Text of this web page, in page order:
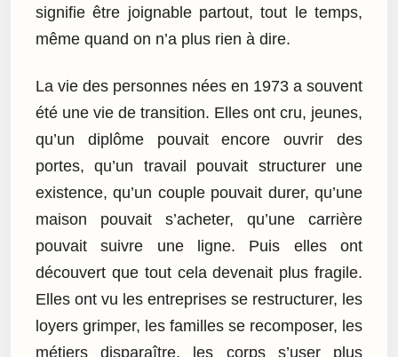
signifie être joignable partout, tout le temps,
même quand on n’a plus rien à dire.
La vie des personnes nées en 1973 a souvent
été une vie de transition. Elles ont cru, jeunes,
qu’un diplôme pouvait encore ouvrir des
portes, qu’un travail pouvait structurer une
existence, qu’un couple pouvait durer, qu’une
maison pouvait s’acheter, qu’une carrière
pouvait suivre une ligne. Puis elles ont
découvert que tout cela devenait plus fragile.
Elles ont vu les entreprises se restructurer, les
loyers grimper, les familles se recomposer, les
métiers disparaître, les corps s’user plus